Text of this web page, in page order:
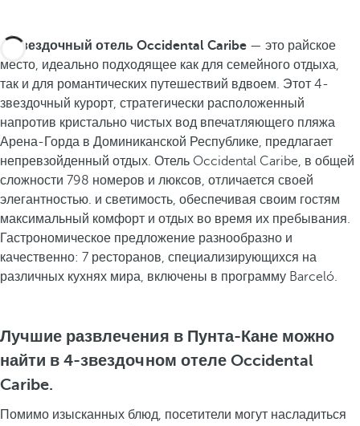
4-звездочный отель Occidental Caribe — это райское
место, идеально подходящее как для семейного отдыха,
так и для романтических путешествий вдвоем. Этот 4-
звездочный курорт, стратегически расположенный
напротив кристально чистых вод впечатляющего пляжа
Арена-Горда в Доминиканской Республике, предлагает
непревзойденный отдых. Отель Occidental Caribe, в общей
сложности 798 номеров и люксов, отличается своей
элегантностью. и светимость, обеспечивая своим гостям
максимальный комфорт и отдых во время их пребывания.
Гастрономическое предложение разнообразно и
качественно: 7 ресторанов, специализирующихся на
различных кухнях мира, включены в программу Barceló.
Лучшие развлечения в Пунта-Кане можно
найти в 4-звездочном отеле Occidental
Caribe.
Помимо изысканных блюд, посетители могут насладиться